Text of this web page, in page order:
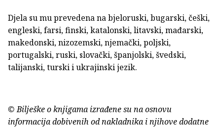
Djela su mu prevedena na bjeloruski, bugarski, češki,
engleski, farsi, finski, katalonski, litavski, mađarski,
makedonski, nizozemski, njemački, poljski,
portugalski, ruski, slovački, španjolski, švedski,
talijanski, turski i ukrajinski jezik.
© Bilješke o knjigama izrađene su na osnovu
informacija dobivenih od nakladnika i njihove dodatne